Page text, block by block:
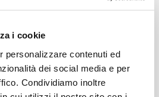
i cookie
personalizzare contenuti ed
dei social media e per
Condividiamo inoltre
thanks to a small sensor cross-
13.6 mm – loop circumference
safety gloves – the sensor can